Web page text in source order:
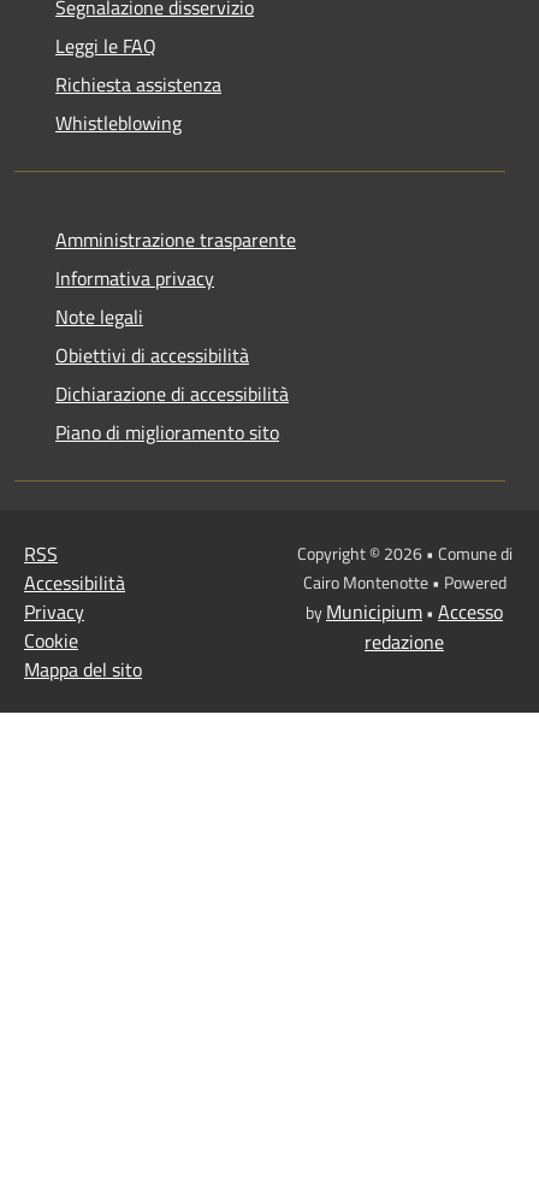
Segnalazione disservizio
Leggi le FAQ
Richiesta assistenza
Whistleblowing
Amministrazione trasparente
Informativa privacy
Note legali
Obiettivi di accessibilità
Dichiarazione di accessibilità
Piano di miglioramento sito
RSS
Accessibilità
Privacy
Cookie
Mappa del sito
Copyright © 2026 • Comune di
Cairo Montenotte • Powered
byMunicipium• Accesso
redazione